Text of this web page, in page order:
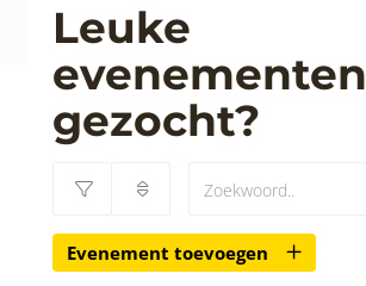
Leuke
evenementen
gezocht?
Evenement toevoegen